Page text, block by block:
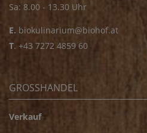
Sa: 8.00 - 13.30 Uhr
E. biokulinarium@biohof.at
T. +43 7272 4859 60
GROSSHANDEL
Verkauf